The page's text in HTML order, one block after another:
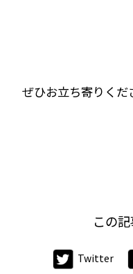
ぜひお立ち寄りく
この
Twitter